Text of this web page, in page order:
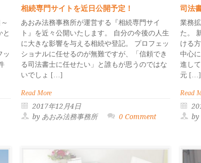
と
ッ
相続専門サイトを近日公開予定！
あおみ法務事務所が運営する『相続専門サイ
ト』を近々公開いたします。 自分の今後の人生
に大きな影響を与える相続や登記。 プロフェッ
ショナルに任せるのが無難ですが、「信頼でき
る司法書士に任せたい」と誰もが思うのではな
いでしょ […]
Read More
2017年12月4日
by あおみ法務事務所
0 Comment
司法
業務
た。
ける
中心
進し
元 […]
Read
by